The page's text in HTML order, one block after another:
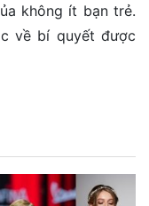
không ít bạn trẻ.
về bí quyết được